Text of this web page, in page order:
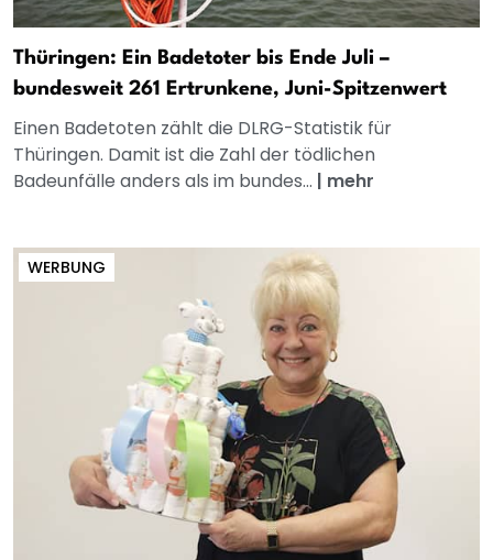
Thüringen: Ein Badetoter bis Ende Juli –
bundesweit 261 Ertrunkene, Juni-Spitzenwert
Einen Badetoten zählt die DLRG-Statistik für
Thüringen. Damit ist die Zahl der tödlichen
Badeunfälle anders als im bundes... | mehr
WERBUNG